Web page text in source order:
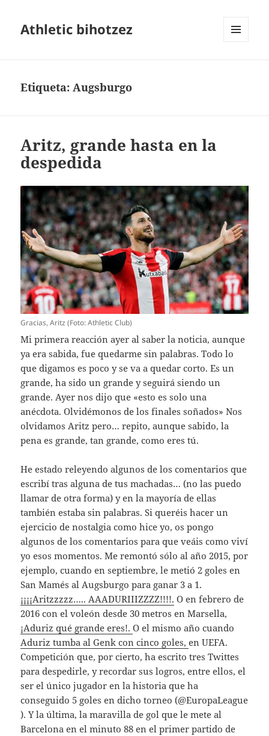
Athletic bihotzez
Etiqueta:Augsburgo
Aritz, grande hasta en la
despedida
Gracias, Aritz (Foto: Athletic Club)
Mi primera reacción ayer al saber la noticia, aunque
ya era sabida, fue quedarme sin palabras. Todo lo
que digamos es poco y se va a quedar corto. Es un
grande, ha sido un grande y seguirá siendo un
grande. Ayer nos dijo que «esto es solo una
anécdota. Olvidémonos de los finales soñados» Nos
olvidamos Aritz pero… repito, aunque sabido, la
pena es grande, tan grande, como eres tú.
He estado releyendo algunos de los comentarios que
escribí tras alguna de tus machadas… (no las puedo
llamar de otra forma) y en la mayoría de ellas
también estaba sin palabras. Si queréis hacer un
ejercicio de nostalgia como hice yo, os pongo
algunos de los comentarios para que veáis como viví
yo esos momentos. Me remontó sólo al año 2015, por
ejemplo, cuando en septiembre, le metió 2 goles en
San Mamés al Augsburgo para ganar 3 a 1.
¡¡¡¡Aritzzzzz….. AAADURIIIZZZZ!!!!. O en febrero de
2016 con el voleón desde 30 metros en Marsella,
¡Aduriz qué grande eres!.O el mismo año cuando
Aduriz tumba al Genk con cinco goles,en UEFA.
Competición que, por cierto, ha escrito tres Twittes
para despedirle, y recordar sus logros, entre ellos, el
ser el único jugador en la historia que ha
conseguido 5 goles en dicho torneo (@EuropaLeague
). Y la última, la maravilla de gol que le mete al
Barcelona en el minuto 88 en el primer partido de